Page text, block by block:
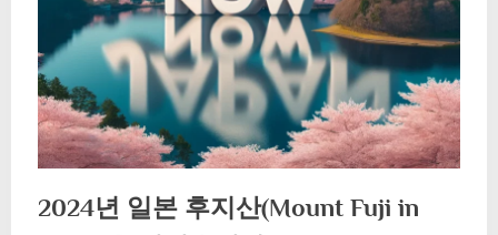
2024년 일본 후지산(Mount Fuji in